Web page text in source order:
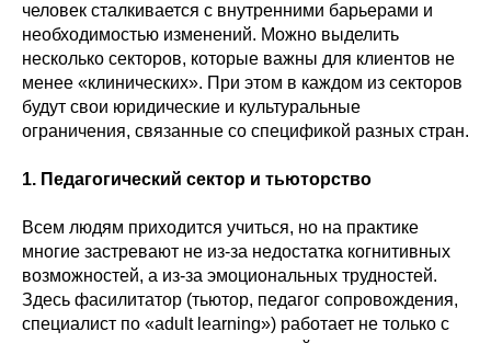
человек сталкивается с внутренними барьерами и
необходимостью изменений. Можно выделить
несколько секторов, которые важны для клиентов не
менее «клинических». При этом в каждом из секторов
будут свои юридические и культуральные
ограничения, связанные со спецификой разных стран.
1. Педагогический сектор и тьюторство
Всем людям приходится учиться, но на практике
многие застревают не из-за недостатка когнитивных
возможностей, а из-за эмоциональных трудностей.
Здесь фасилитатор (тьютор, педагог сопровождения,
специалист по «adult learning») работает не только с